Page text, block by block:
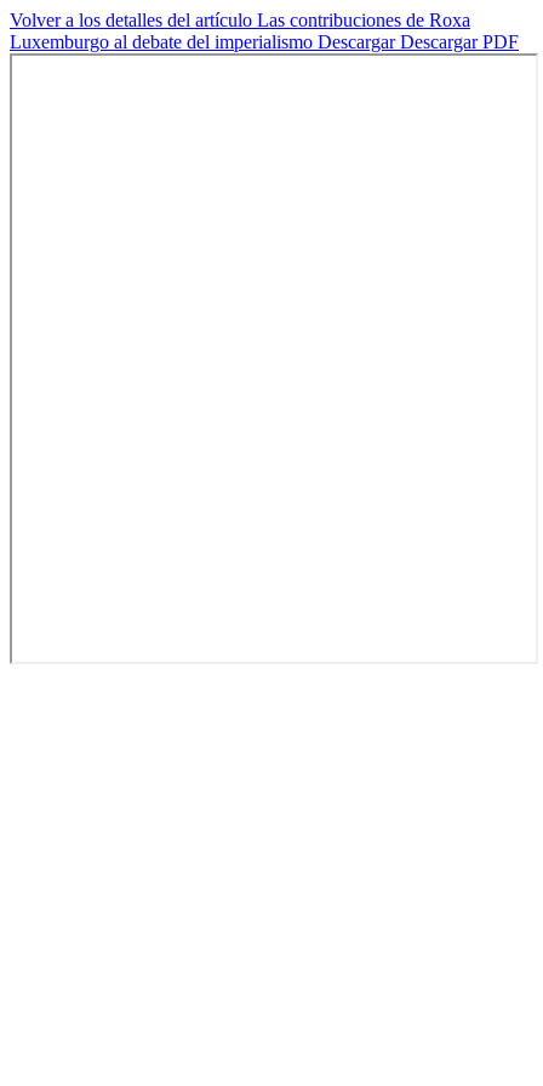
Volver a los detalles del artículo Las contribuciones de Roxa
Luxemburgo al debate del imperialismo DescargarDescargar PDF